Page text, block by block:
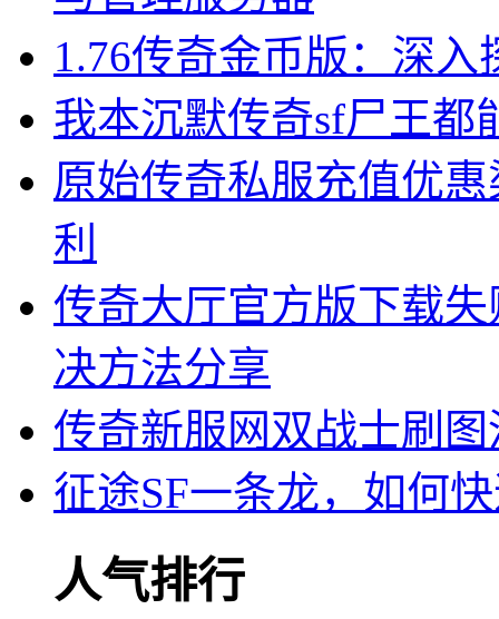
1.76传奇金币版：深
我本沉默传奇sf尸王都
原始传奇私服充值优
利
传奇大厅官方版下载
决方法分享
传奇新服网双战士刷
征途SF一条龙，如何
人气排行